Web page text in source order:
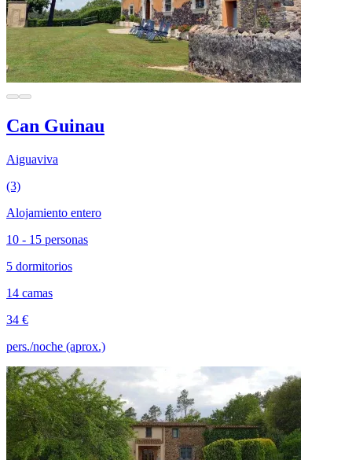
Can Guinau
Aiguaviva
(3)
Alojamiento entero
10 - 15 personas
5 dormitorios
14 camas
34 €
pers./noche (aprox.)